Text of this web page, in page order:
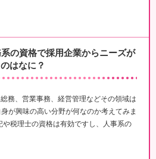
の資格で採用企業からニーズが
はなに？
務、営業事務、経営管理などその領域は
が興味の高い分野が何なのか考えてみま
や税理士の資格は有効ですし、人事系の